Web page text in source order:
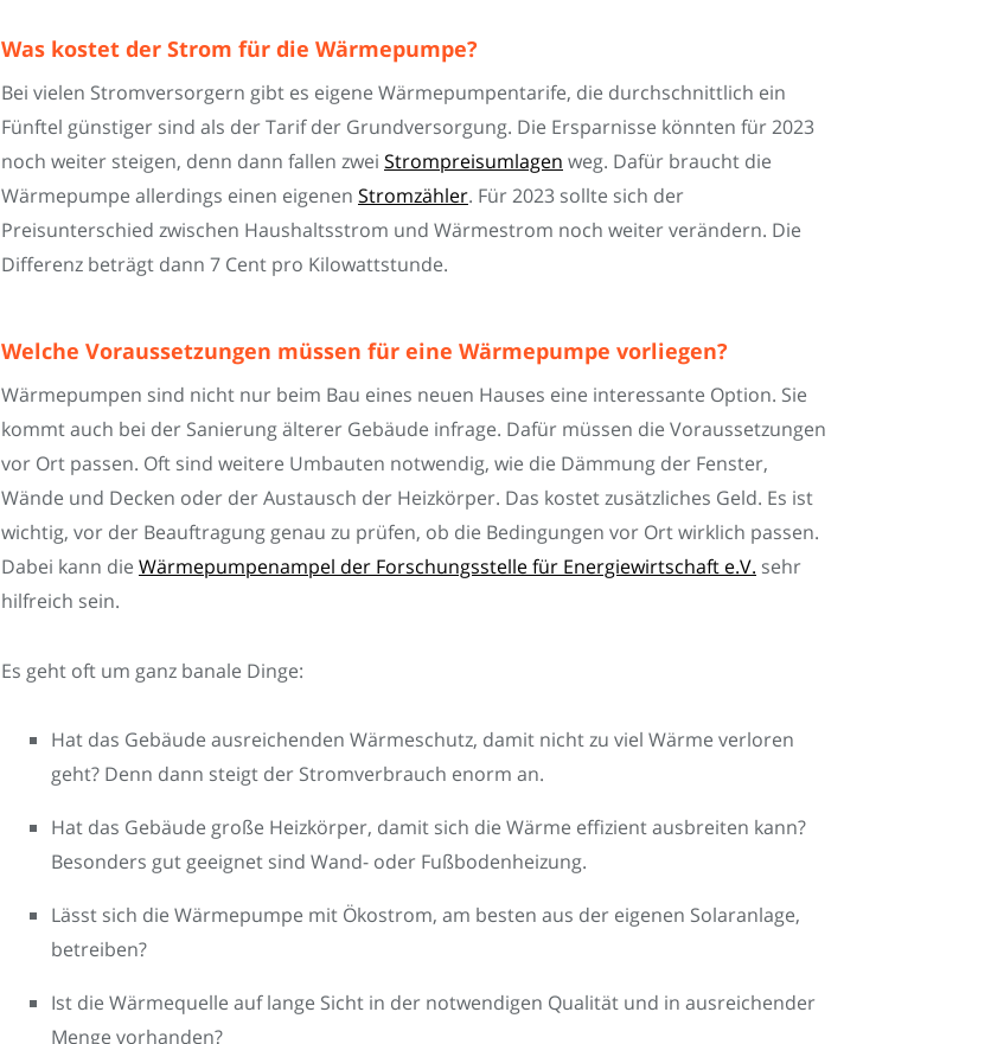
Was kostet der Strom für die Wärmepumpe?
Bei vielen Stromversorgern gibt es eigene Wärmepumpentarife, die durchschnittlich ein
Fünftel günstiger sind als der Tarif der Grundversorgung. Die Ersparnisse könnten für 2023
noch weiter steigen, denn dann fallen zwei Strompreisumlagen weg. Dafür braucht die
Wärmepumpe allerdings einen eigenen Stromzähler. Für 2023 sollte sich der
Preisunterschied zwischen Haushaltsstrom und Wärmestrom noch weiter verändern. Die
Differenz beträgt dann 7 Cent pro Kilowattstunde.
Welche Voraussetzungen müssen für eine Wärmepumpe vorliegen?
Wärmepumpen sind nicht nur beim Bau eines neuen Hauses eine interessante Option. Sie
kommt auch bei der Sanierung älterer Gebäude infrage. Dafür müssen die Voraussetzungen
vor Ort passen. Oft sind weitere Umbauten notwendig, wie die Dämmung der Fenster,
Wände und Decken oder der Austausch der Heizkörper. Das kostet zusätzliches Geld. Es ist
wichtig, vor der Beauftragung genau zu prüfen, ob die Bedingungen vor Ort wirklich passen.
Dabei kann die Wärmepumpenampel der Forschungsstelle für Energiewirtschaft e.V. sehr
hilfreich sein.
Es geht oft um ganz banale Dinge:
Hat das Gebäude ausreichenden Wärmeschutz, damit nicht zu viel Wärme verloren
geht? Denn dann steigt der Stromverbrauch enorm an.
Hat das Gebäude große Heizkörper, damit sich die Wärme effizient ausbreiten kann?
Besonders gut geeignet sind Wand- oder Fußbodenheizung.
Lässt sich die Wärmepumpe mit Ökostrom, am besten aus der eigenen Solaranlage,
betreiben?
Ist die Wärmequelle auf lange Sicht in der notwendigen Qualität und in ausreichender
Menge vorhanden?